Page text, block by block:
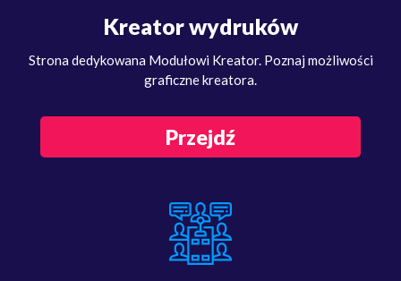
Kreator wydruków
Strona dedykowana Modułowi Kreator. Poznaj możliwości
graficzne kreatora.
Przejdź